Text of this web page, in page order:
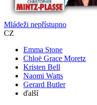
Mládeži nepřístupno
CZ
Emma Stone
Chloë Grace Moretz
Kristen Bell
Naomi Watts
Gerard Butler
ďalší